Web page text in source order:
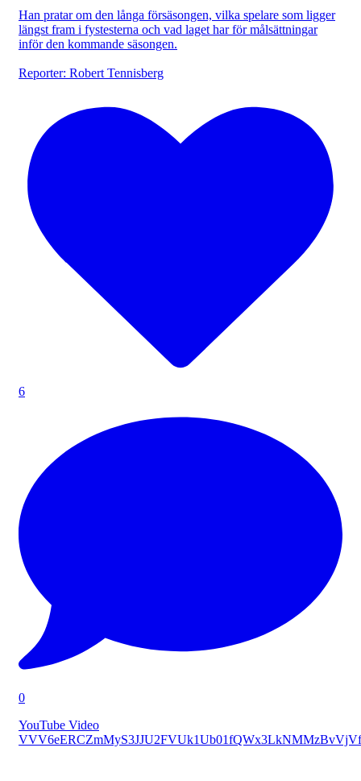
Han pratar om den långa försäsongen, vilka spelare som ligger
längst fram i fystesterna och vad laget har för målsättningar
inför den kommande säsongen.
Reporter: Robert Tennisberg
6
0
YouTube Video